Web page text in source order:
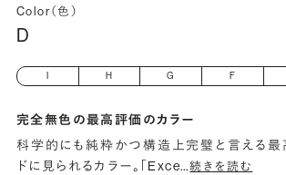
Color（色）
D
H G F
完全無色の最高評価のカラー
科学的にも純粋かつ構造上完璧と言える最
ドに見られるカラー。「Exce…続きを読む